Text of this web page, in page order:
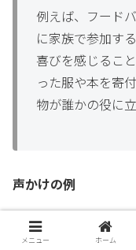
例えば、フード
に家族で参加す
喜びを感じるこ
った服や本を寄
物が誰かの役に
声かけの例
「今度、みんな
メニュー ホーム